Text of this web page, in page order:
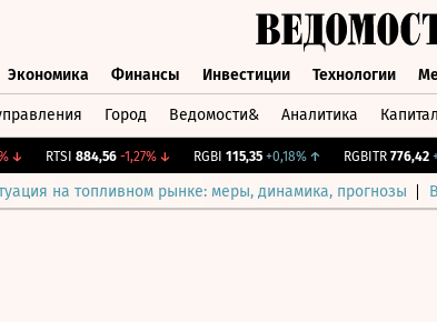
Экономика Финансы Инвестиции Технологии
Город Ведомости& Аналитика Капитал
↓ RTSI 884,56 -1,27%↓ RGBI 115,35 +0,18%↑ RGBITR 776,42
на топливном рынке: меры, динамика, прогнозы